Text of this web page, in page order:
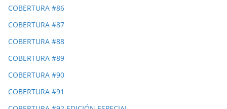
COBERTURA #86
COBERTURA #87
COBERTURA #88
COBERTURA #89
COBERTURA #90
COBERTURA #91